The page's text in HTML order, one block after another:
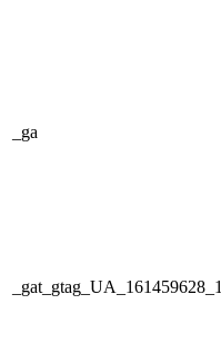
_ga
_gat_gtag_UA_161459628_1